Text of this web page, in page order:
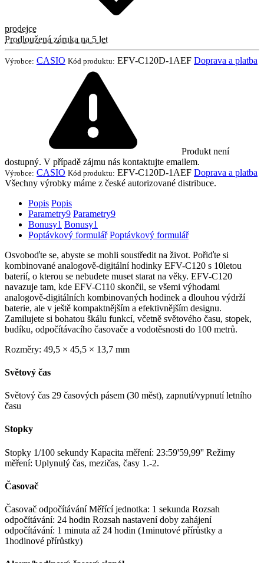
prodejce
Prodloužená záruka na 5 let
Výrobce: CASIO Kód produktu: EFV-C120D-1AEF Doprava a platba
Produkt není
dostupný. V případě zájmu nás kontaktujte emailem.
Výrobce: CASIO Kód produktu: EFV-C120D-1AEF Doprava a platba
Všechny výrobky máme z české autorizované distribuce.
Popis Popis
Parametry9 Parametry9
Bonusy1 Bonusy1
Poptávkový formulář Poptávkový formulář
Osvoboďte se, abyste se mohli soustředit na život. Pořiďte si
kombinované analogově-digitální hodinky EFV-C120 s 10letou
baterií, o kterou se nebudete muset starat na věky. EFV-C120
navazuje tam, kde EFV-C110 skončil, se všemi výhodami
analogově-digitálních kombinovaných hodinek a dlouhou výdrží
baterie, ale v ještě kompaktnějším a efektivnějším designu.
Zamilujete si bohatou škálu funkcí, včetně světového času, stopek,
budíku, odpočítávacího časovače a vodotěsnosti do 100 metrů.
Rozměry: 49,5 × 45,5 × 13,7 mm
Světový čas
Světový čas 29 časových pásem (30 měst), zapnutí/vypnutí letního
času
Stopky
Stopky 1/100 sekundy Kapacita měření: 23:59'59,99'' Režimy
měření: Uplynulý čas, mezičas, časy 1.-2.
Časovač
Časovač odpočítávání Měřící jednotka: 1 sekunda Rozsah
odpočítávání: 24 hodin Rozsah nastavení doby zahájení
odpočítávání: 1 minuta až 24 hodin (1minutové přírůstky a
1hodinové přírůstky)